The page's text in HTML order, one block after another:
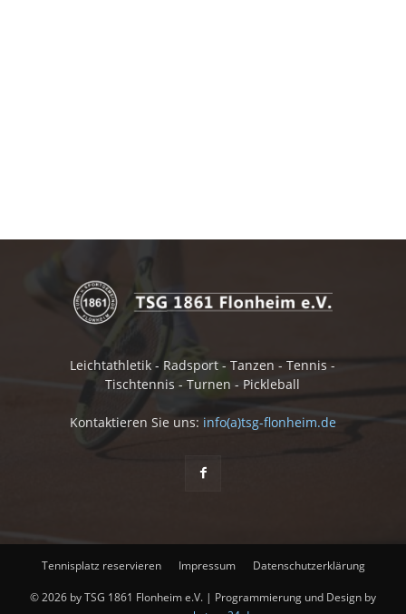
Leichtathletik - Radsport - Tanzen - Tennis -
Tischtennis - Turnen - Pickleball
Kontaktieren Sie uns: info(a)tsg-flonheim.de
Tennisplatz reservieren Impressum Datenschutzerklärung
© 2026 by TSG 1861 Flonheim e.V. | Programmierung und Design by